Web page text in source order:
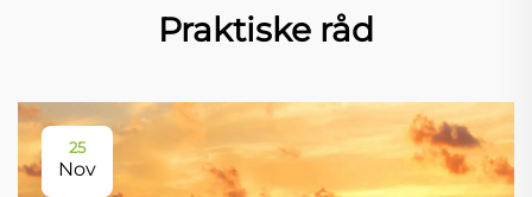
Praktiske råd
25
Nov